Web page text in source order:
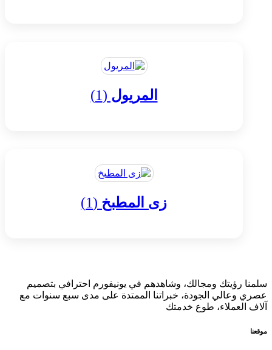
المريول (1)
زى المطبخ
سلمنا رؤيتك ومجالك، وشاهدهم في يونيفورم احترافي بتصميم
عصري وعالي الجودة، خبراتنا الممتدة على مدى سبع سنوات مع
آلاف العملاء، طوع خدمتك
موقعنا